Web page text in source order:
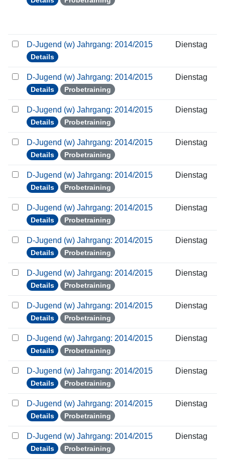
D-Jugend (w) Jahrgang: 2014/2015
Details
Dienstag
D-Jugend (w) Jahrgang: 2014/2015
Details Probetraining
Dienstag
D-Jugend (w) Jahrgang: 2014/2015
Details Probetraining
Dienstag
D-Jugend (w) Jahrgang: 2014/2015
Details Probetraining
Dienstag
D-Jugend (w) Jahrgang: 2014/2015
Details Probetraining
Dienstag
D-Jugend (w) Jahrgang: 2014/2015
Details Probetraining
Dienstag
D-Jugend (w) Jahrgang: 2014/2015
Details Probetraining
Dienstag
D-Jugend (w) Jahrgang: 2014/2015
Details Probetraining
Dienstag
D-Jugend (w) Jahrgang: 2014/2015
Details Probetraining
Dienstag
D-Jugend (w) Jahrgang: 2014/2015
Details Probetraining
Dienstag
D-Jugend (w) Jahrgang: 2014/2015
Details Probetraining
Dienstag
D-Jugend (w) Jahrgang: 2014/2015
Details Probetraining
Dienstag
D-Jugend (w) Jahrgang: 2014/2015
Details Probetraining
Dienstag